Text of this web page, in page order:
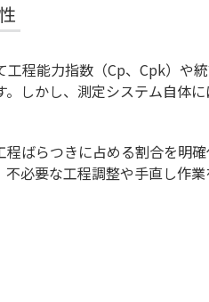
程能力指数（Cp、Cpk）や
しかし、測定システム自体
ばらつきに占める割合を明
必要な工程調整や手直し作